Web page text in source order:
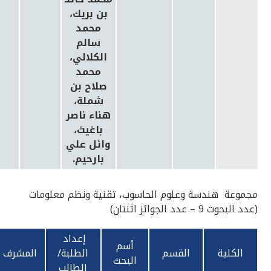
بن بريك،
محمد
سالم
الكلالي،
محمد
صلاح بن
شملة،
هناء ناصر
باغيث،
وائل علي
بارحيم.
مجموعة هندسة وعلوم الحاسوب، تقنية ونظم معلومات
(عدد البحوث 9 – عدد الجوائز اثنتان)
الكلية القسم أسم
البحث
إعداد
الطلبة/ المشرف